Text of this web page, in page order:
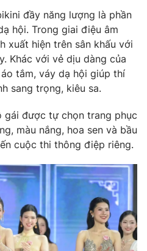
đầy năng lượng là phần
hội. Trong giai điệu âm
xuất hiện trên sân khấu với
Khác với vẻ dịu dàng của
tắm, váy dạ hội giúp thí
sang trọng, kiêu sa.
gái được tự chọn trang phục
màu nắng, hoa sen và bầu
cuộc thi thông điệp riêng.